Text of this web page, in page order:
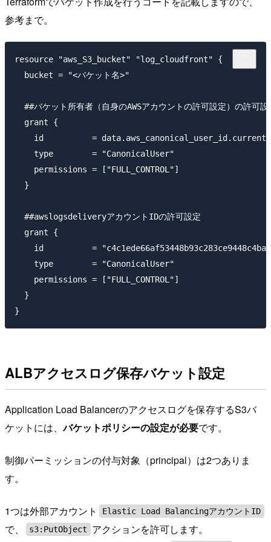
参考まで。
resource "aws_S3_bucket" "log_cloudfront" {
  bucket = "<バケット名>"
##バケット所有者（自身のAWSアカウントの許可設定）の許可設
  grant {
id          =
    type        = "CanonicalUser"
    permissions = ["FULL_CONTROL"]
  }
  ##awslogsdeliveryアカウントIDの許可設定
  grant {
id          =
    type        = "CanonicalUser"
    permissions = ["FULL_CONTROL"]
  }
ALBアクセスログ保存バケット設定
Application Load Balancerのアクセスログを保存するS3バ
ケットには、バケットポリシーの設定が必要です。
制御パーミッションの付与対象（principal）は2つありま
す。
1つは外部アカウント Elastic Load BalancingアカウントID
で、 s3:PutObject
アクションを許可します。